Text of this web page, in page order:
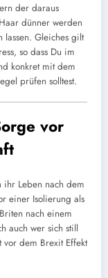
der daraus
dünner werden
lassen. Gleiches gilt
so dass Du im
konkret mit dem
prüfen solltest.
vor
ihr Leben nach dem
einer Isolierung als
nach einem
auch wer sich still
vor dem Brexit Effekt